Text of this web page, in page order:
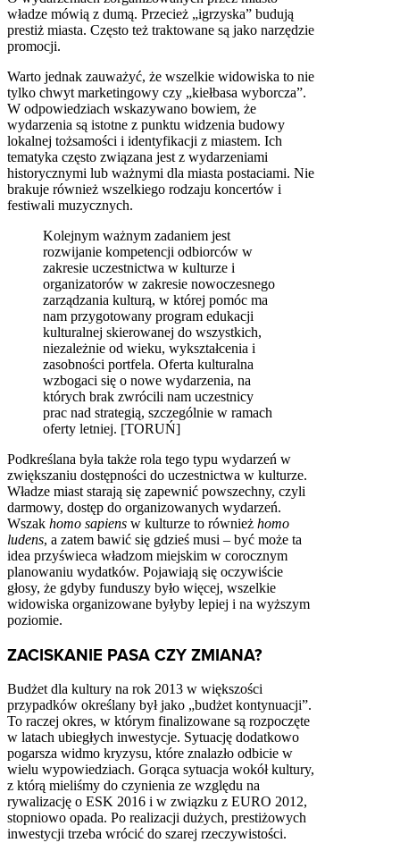
władze mówią z dumą. Przecież „igrzyska” budują
prestiż miasta. Często też traktowane są jako narzędzie
promocji.
Warto jednak zauważyć, że wszelkie widowiska to nie
tylko chwyt marketingowy czy „kiełbasa wyborcza”.
W odpowiedziach wskazywano bowiem, że
wydarzenia są istotne z punktu widzenia budowy
lokalnej tożsamości i identyfikacji z miastem. Ich
tematyka często związana jest z wydarzeniami
historycznymi lub ważnymi dla miasta postaciami. Nie
brakuje również wszelkiego rodzaju koncertów i
festiwali muzycznych.
Kolejnym ważnym zadaniem jest
rozwijanie kompetencji odbiorców w
zakresie uczestnictwa w kulturze i
organizatorów w zakresie nowoczesnego
zarządzania kulturą, w której pomóc ma
nam przygotowany program edukacji
kulturalnej skierowanej do wszystkich,
niezależnie od wieku, wykształcenia i
zasobności portfela. Oferta kulturalna
wzbogaci się o nowe wydarzenia, na
których brak zwrócili nam uczestnicy
prac nad strategią, szczególnie w ramach
oferty letniej. [TORUŃ]
Podkreślana była także rola tego typu wydarzeń w
zwiększaniu dostępności do uczestnictwa w kulturze.
Władze miast starają się zapewnić powszechny, czyli
darmowy, dostęp do organizowanych wydarzeń.
Wszak homo sapiens w kulturze to również homo
ludens, a zatem bawić się gdzieś musi – być może ta
idea przyświeca władzom miejskim w corocznym
planowaniu wydatków. Pojawiają się oczywiście
głosy, że gdyby funduszy było więcej, wszelkie
widowiska organizowane byłyby lepiej i na wyższym
poziomie.
ZACISKANIE PASA CZY ZMIANA?
Budżet dla kultury na rok 2013 w większości
przypadków określany był jako „budżet kontynuacji”.
To raczej okres, w którym finalizowane są rozpoczęte
w latach ubiegłych inwestycje. Sytuację dodatkowo
pogarsza widmo kryzysu, które znalazło odbicie w
wielu wypowiedziach. Gorąca sytuacja wokół kultury,
z którą mieliśmy do czynienia ze względu na
rywalizację o ESK 2016 i w związku z EURO 2012,
stopniowo opada. Po realizacji dużych, prestiżowych
inwestycji trzeba wrócić do szarej rzeczywistości.